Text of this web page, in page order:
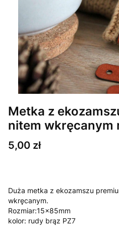
Metka z
nitem wkręcanym
Cena
5,00 zł
Duża metka z ekozamszu
wkręcanym.
Rozmiar:15x85mm
kolor: rudy brąz PZ7